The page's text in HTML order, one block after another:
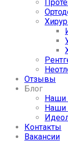
Отзывы
Блог
Наши
Наши
Контакты
Вакансии